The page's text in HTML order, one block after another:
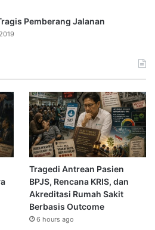
Pemberang Jalanan
Tragedi Antrean Pasien
BPJS, Rencana KRIS, dan
Akreditasi Rumah Sakit
Berbasis Outcome
6 hours ago